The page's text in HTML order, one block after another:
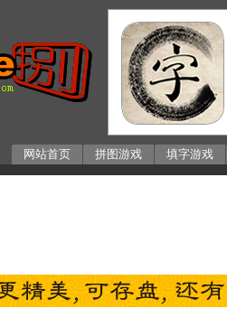
网站首页 拼图游戏 填字游戏